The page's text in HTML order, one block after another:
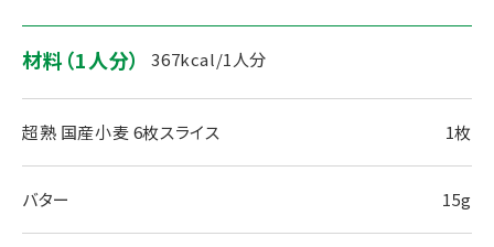
材料（1人分） 367kcal/1人分
超熟 国産小麦 6枚スライス 1枚
バター 15g